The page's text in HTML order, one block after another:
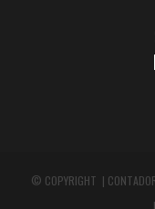
© COPYRIGHT |